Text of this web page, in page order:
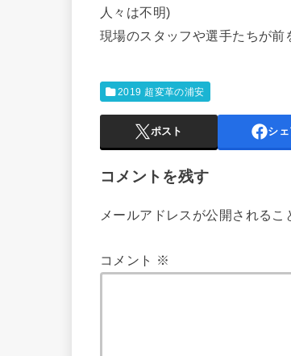
人々は不明)
現場のスタッフや選手たちが前
2019 超変革の浦安
ポスト シ
コメントを残す
メールアドレスが公開されるこ
コメント ※